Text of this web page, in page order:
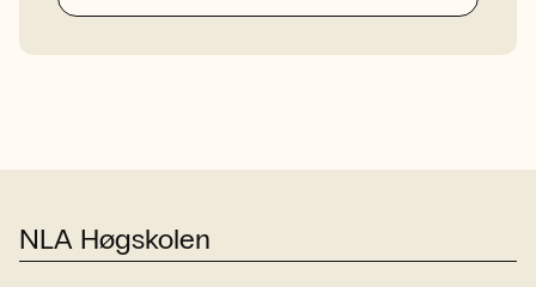
NLA Høgskolen